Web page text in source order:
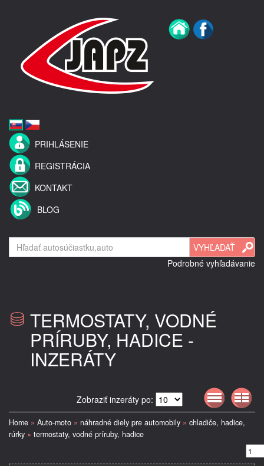
PRIHLÁSENIE
REGISTRÁCIA
KONTAKT
BLOG
Podrobné vyhľadávanie
TERMOSTATY, VODNÉ
PRÍRUBY, HADICE -
INZERÁTY
Zobraziť inzeráty po:
Home » Auto-moto » náhradné diely pre automobily » chladiče, hadice,
rúrky » termostaty, vodné príruby, hadice